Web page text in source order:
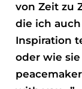
von Zeit zu
die ich
Inspiration
oder wie